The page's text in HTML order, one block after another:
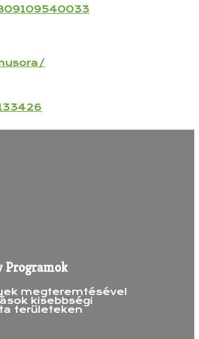
Programok
megteremtésével
kisebbségi
területeken